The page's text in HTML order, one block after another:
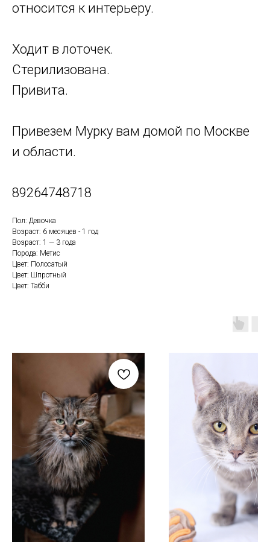
относится к интерьеру.
Ходит в лоточек.
Стерилизована.
Привита.
Привезем Мурку вам домой по Москве
и области.
89264748718
Пол: Девочка
Возраст: 6 месяцев - 1 год
Возраст: 1 — 3 года
Порода: Метис
Цвет: Полосатый
Цвет: Шпротный
Цвет: Табби